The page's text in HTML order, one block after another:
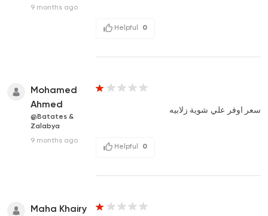
9 months ago
Helpful 0
Mohamed
Ahmed
@Batates &
Zalabya
9 months ago
سعر اوفر علي شوية زلابيه
Helpful 0
Maha Khairy